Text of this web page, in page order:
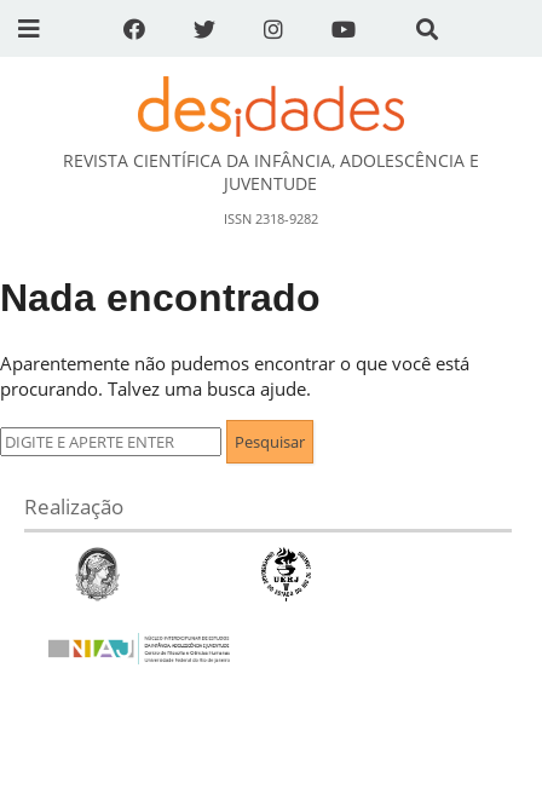
DESidades
REVISTA CIENTÍFICA DA INFÂNCIA, ADOLESCÊNCIA E
JUVENTUDE
ISSN 2318-9282
Nada encontrado
Aparentemente não pudemos encontrar o que você está
procurando. Talvez uma busca ajude.
Pesquisar
por:
Realização